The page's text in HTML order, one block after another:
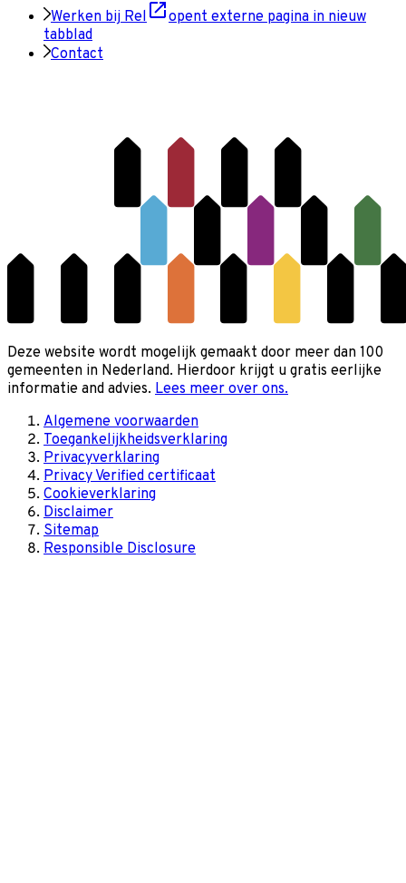
Werken bij Rel
opent externe pagina in nieuw
tabblad
Contact
Deze website wordt mogelijk gemaakt door meer dan 100
gemeenten in Nederland. Hierdoor krijgt u gratis eerlijke
informatie and advies. Lees meer over ons.
Algemene voorwaarden
Toegankelijkheidsverklaring
Privacyverklaring
Privacy Verified certificaat
Cookieverklaring
Disclaimer
Sitemap
Responsible Disclosure